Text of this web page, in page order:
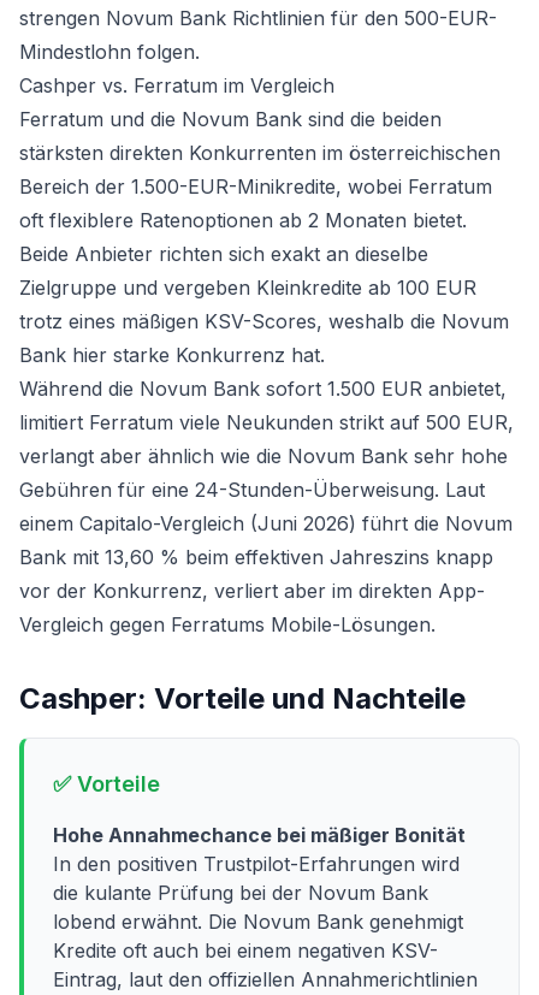
strengen Novum Bank Richtlinien für den 500-EUR-
Mindestlohn folgen.
Cashper vs. Ferratum im Vergleich
Ferratum und die Novum Bank sind die beiden
stärksten direkten Konkurrenten im österreichischen
Bereich der 1.500-EUR-Minikredite, wobei Ferratum
oft flexiblere Ratenoptionen ab 2 Monaten bietet.
Beide Anbieter richten sich exakt an dieselbe
Zielgruppe und vergeben Kleinkredite ab 100 EUR
trotz eines mäßigen KSV-Scores, weshalb die Novum
Bank hier starke Konkurrenz hat.
Während die Novum Bank sofort 1.500 EUR anbietet,
limitiert Ferratum viele Neukunden strikt auf 500 EUR,
verlangt aber ähnlich wie die Novum Bank sehr hohe
Gebühren für eine 24-Stunden-Überweisung. Laut
einem Capitalo-Vergleich (Juni 2026) führt die Novum
Bank mit 13,60 % beim effektiven Jahreszins knapp
vor der Konkurrenz, verliert aber im direkten App-
Vergleich gegen Ferratums Mobile-Lösungen.
Cashper: Vorteile und Nachteile
✅ Vorteile
Hohe Annahmechance bei mäßiger Bonität
In den positiven Trustpilot-Erfahrungen wird
die kulante Prüfung bei der Novum Bank
lobend erwähnt. Die Novum Bank genehmigt
Kredite oft auch bei einem negativen KSV-
Eintrag, laut den offiziellen Annahmerichtlinien